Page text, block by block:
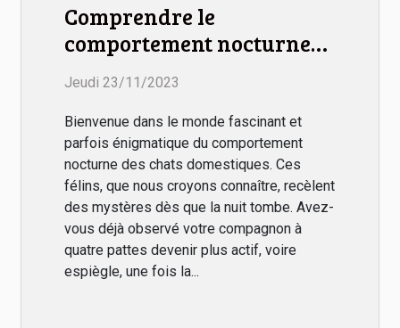
Comprendre le
comportement nocturne
des chats domestiques
Jeudi 23/11/2023
Bienvenue dans le monde fascinant et
parfois énigmatique du comportement
nocturne des chats domestiques. Ces
félins, que nous croyons connaître, recèlent
des mystères dès que la nuit tombe. Avez-
vous déjà observé votre compagnon à
quatre pattes devenir plus actif, voire
espiègle, une fois la...